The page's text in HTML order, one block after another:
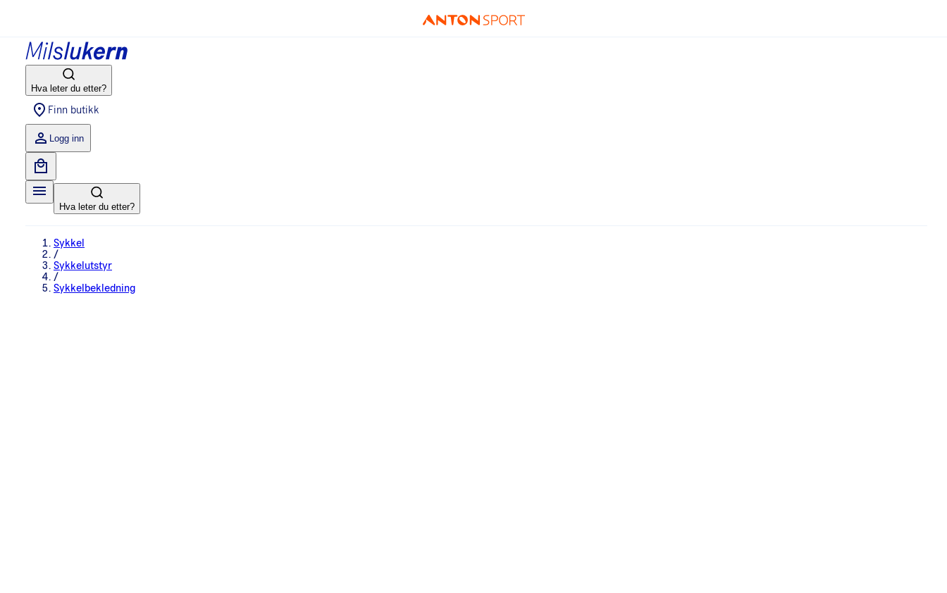
Hva leter du etter?
Finn butikk
Logg inn
Hva leter du etter?
Sykkel
/
Sykkelutstyr
/
Sykkelbekledning